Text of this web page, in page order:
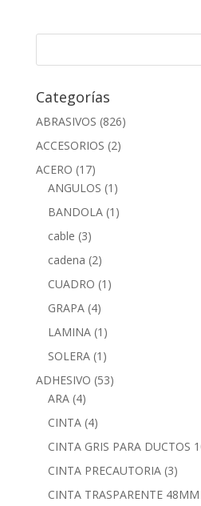
$1
$2
Categorías
ABRASIVOS (826)
ACCESORIOS (2)
ACERO (17)
ANGULOS (1)
BANDOLA (1)
cable (3)
cadena (2)
CUADRO (1)
GRAPA (4)
LAMINA (1)
SOLERA (1)
ADHESIVO (53)
ARA (4)
CINTA (4)
CINTA GRIS PARA DUCTOS
CINTA PRECAUTORIA (3)
CINTA TRASPARENTE